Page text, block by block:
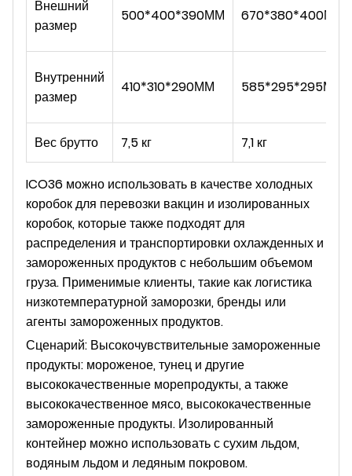
Внешний
размер
500*400*390ММ 670*380*400ММ
Внутренний
размер
410*310*290ММ 585*295*295ММ
Вес брутто 7,5 кг 7,1 кг
ICO36 можно использовать в качестве холодных
коробок для перевозки вакцин и изолированных
коробок, которые также подходят для
распределения и транспортировки охлажденных и
замороженных продуктов с небольшим объемом
груза. Применимые клиенты, такие как логистика
низкотемпературной заморозки, бренды или
агенты замороженных продуктов.
Сценарий: Высокочувствительные замороженные
продукты: мороженое, тунец и другие
высококачественные морепродукты, а также
высококачественное мясо, высококачественные
замороженные продукты. Изолированный
контейнер можно использовать с сухим льдом,
водяным льдом и ледяным покровом.